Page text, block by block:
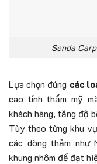
Senda
Lựa chọn đúng các
cao tính thẩm mỹ
khách hàng, tăng độ
Tùy theo từng khu
các dòng thảm như
khung nhôm để đạt